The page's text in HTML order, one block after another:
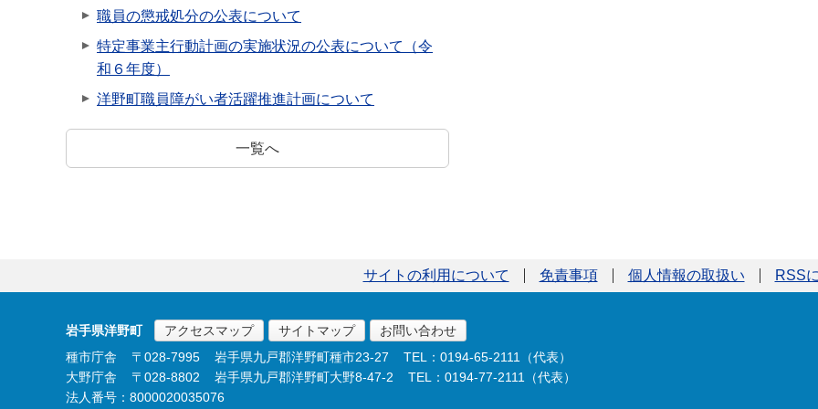
職員の懲戒処分の公表について
特定事業主行動計画の実施状況の公表について（令
和６年度）
洋野町職員障がい者活躍推進計画について
一覧へ
サイトの利用について 免責事項 個人情報の取扱い RSS
岩手県洋野町 アクセスマップ サイトマップ
お問い合わせ
種市庁舎
〒028-7995 岩手県九戸郡洋野町種市23-27
TEL：0194-65-2111（代表）
大野庁舎
〒028-8802 岩手県九戸郡洋野町大野8-47-2
TEL：0194-77-2111（代表）
法人番号：8000020035076